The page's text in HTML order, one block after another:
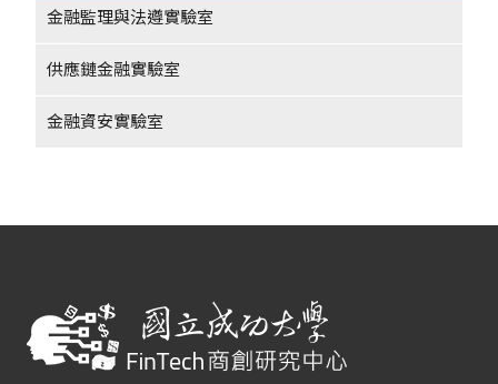
金融監理與法遵實驗室
供應鏈金融實驗室
金融資安實驗室